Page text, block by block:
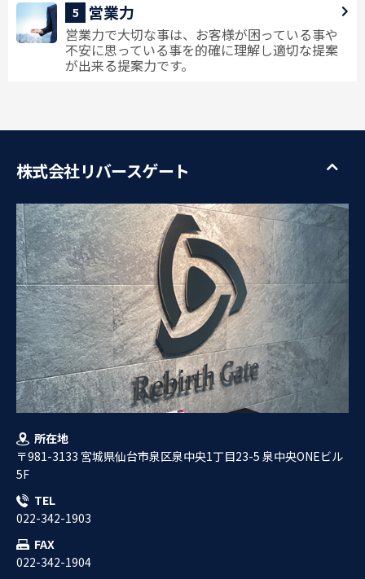
5 営業力
営業力で大切な事は、お客様が困っている事や
不安に思っている事を的確に理解し適切な提案
が出来る提案力です。
株式会社リバースゲート
所在地
〒981-3133 宮城県仙台市泉区泉中央1丁目23-5 泉中央ONEビル
5F
TEL
022-342-1903
FAX
022-342-1904